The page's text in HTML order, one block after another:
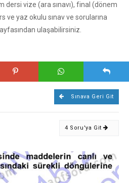
dersi vize (ara sınavı), final (dönem
ve yaz okulu sınav ve sorularına
ulaşabilirsiniz.
Sınava Geri Git
4 Soru'ya Git